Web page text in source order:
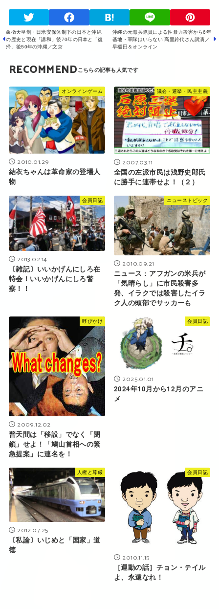
沖縄の元海兵隊員による性暴力殺害から6年
基地・軍隊はいらない 高里鈴代さん講演／
早稲田＆オンライン
象徴天皇制・日米安保体制下の日本と沖縄
の歴史と現在「講和」後70年の日本と「復
帰」後50年の沖縄／文京
RECOMMEND
オンラインゲーム
2010.01.29
結衣ちゃんは革命家の登場人
物
議会・選挙・民主主義
2007.03.11
全国の左派市民は浅野史郎氏
に勝手に連帯せよ！（２）
会員日記
2013.02.14
〔雑記〕いいかげんにしろ在
特会！いいかげんにしろ警
察！！
ニューストピック
2010.09.21
ニュース : アフガンの米兵が
「気晴らし」に市民殺害多
発、イラクでは殺害したイラ
ク人の頭部でサッカーも
呼びかけ
2009.12.02
普天間は「移設」でなく「閉
鎖」せよ！「鳩山首相への緊
急提案」に連名を！
会員日記
2025.01.01
2024年10月から12月のアニ
メ
人権と尊厳
2012.07.25
〔私論〕いじめと「国家」道
徳
会員日記
2010.11.15
［運動の話］チョン・テイル
よ、永遠なれ！